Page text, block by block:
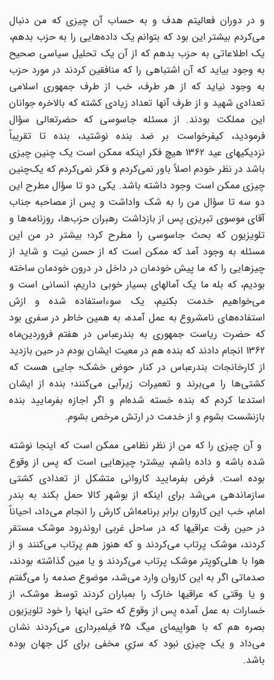
و در دوران فعالیتم هدف و به حساب آن چیزی که من دنبال
می‌کردم بیشتر این بود که بتوانم یک داده‌هایی را به حزب بدهم،
یک اطلاعاتی به حزب بدهم که از آن یک تحلیل سیاسی صحیح
به وجود بیاید که آن اشتباهی را که منافقین کردند در مورد حزب
به وجود نیاید که از هر طرف، خب از طرف جمهوری اسلامی
تعدادی شهید و از طرف آنها تعداد زیادی کشته که بالاخره جوانان
این مملکت بودند. از مسئله جاسوسی که حضرتعالی سؤال
فرمودید، کیفرخواست بر ضد بنده نوشتید، بنده تا تقریباً
نزدیکیهای عید 1362 هیچ فکر اینکه ممکن است یک چنین چیزی
باشد در نظر خودم اصلاً باور نمی‌‌‌کردم و فکر نمی‌‌‌کردم که یک‌چنین
چیزی ممکن است وجود داشته باشد. یکی دو تا سؤال مطرح این
دو سه تا سؤال من را به شک واداشت و پس از مصاحبه جناب
آقای موسوی تبریزی پس از بازداشت رهبران حزب‌ها، روزنامه‌ها و
تلویزیون که بحث جاسوسی را مطرح کرد؛ بیشتر در من این
مسئله به وجود آمد که ممکن است که از حسن نیت و شاید از
چیزهایی را که ما پیش خودمان در داخل در درون خودمان ساخته
بودیم، که بله ما یک آمالهای بسیار خوبی داریم، انسانی است و
می‌خواهیم خدمت بکنیم، یک سوءاستفاده شده و ازش
استفاده‌های نامشروع به عمل آمده، به همین خاطر در سفری بود
که حضرت ریاست جمهوری به بندرعباس در هفتم فروردین‌ماه
1362 انجام دادند که بنده هم در معیت ایشان بودم در حین بازدید
از کارخانجات بندرعباس در کنار حوض خشک؛ جایی هست که
کشتی‌ها را می‌‌برند و تعمیرات زیرآبی می‌‌کنند؛ بنده از ایشان
استدعا کردم که بنده خسته شده‌ام و اگر اجازه بفرمایید بنده
بازنشست بشوم و از خدمت در ارتش مرخص بشوم.
و آن چیزی را که من از نظر نظامی ممکن است که اینجا نوشته
شده باشه و داده باشم، بیشتر؛ چیزهایی است که پس از وقوع
بوده است. فرض بفرمایید کاروانی متشکل از تعدادی کشتی
سازماندهی می‌‌شد برای اینکه از بوشهر کالا حمل بکند به بندر
امام، خب این کاروان برابر برنامه‌اش کارش را انجام می‌‌داد، احیاناً
در حین رفت عراقیها که در ساحل غربی اروندرود موشک مستقر
کردند، موشک پرتاب می‌‌‌کردند و که هنوز هم پرتاب می‌‌کنند و از
هوا با هلی‌کوپتر موشک پرتاب می‌‌کردند و یا مین گذاشته بودند،
صدماتی اگر به این کاروان وارد می‌شد، موضوع صدمه را می‌گفتم
و یا وقتی که عراقیها خارک را بمباران کردند توسط موشک، از
خسارات به عمل آمده پس از وقوع که حتی اینها را خود تلویزیون
بصره هم که با هواپیمای میگ 25 فیلمبرداری می‌کردند نشان
می‌داد و یک چیزی نبود که سرّیِ مخفی برای کل جهان بوده
باشد.